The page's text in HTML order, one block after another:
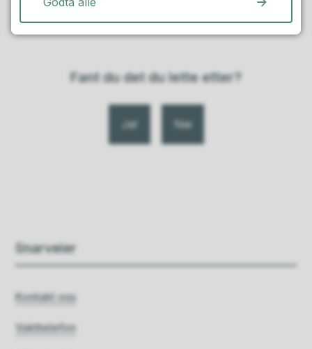
Fant du det du lette etter?
Ja Nei
Snarveier
Kontakt oss
Vakttelefon